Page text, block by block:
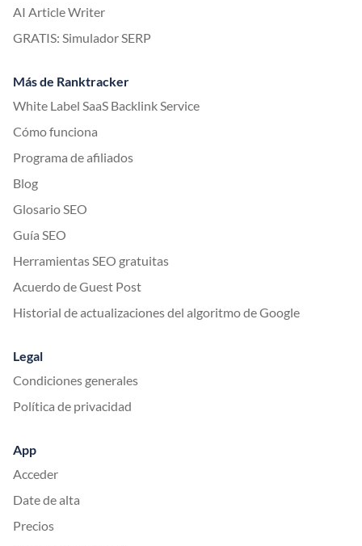
AI Article Writer
GRATIS: Simulador SERP
Más de Ranktracker
White Label SaaS Backlink Service
Cómo funciona
Programa de afiliados
Blog
Glosario SEO
Guía SEO
Herramientas SEO gratuitas
Acuerdo de Guest Post
Historial de actualizaciones del algoritmo de Google
Legal
Condiciones generales
Política de privacidad
App
Acceder
Date de alta
Precios